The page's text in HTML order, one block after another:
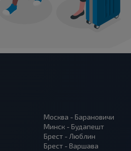
Москва - Барановичи
Минск - Будапешт
Брест - Люблин
Брест - Варшава